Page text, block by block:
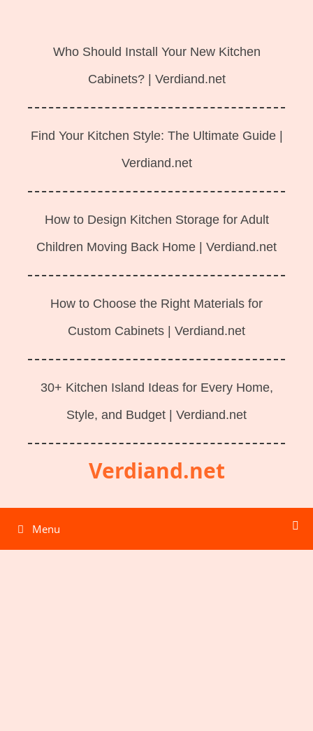
Who Should Install Your New Kitchen
Cabinets? | Verdiand.net
Find Your Kitchen Style: The Ultimate Guide |
Verdiand.net
How to Design Kitchen Storage for Adult
Children Moving Back Home | Verdiand.net
How to Choose the Right Materials for
Custom Cabinets | Verdiand.net
30+ Kitchen Island Ideas for Every Home,
Style, and Budget | Verdiand.net
Verdiand.net
Menu